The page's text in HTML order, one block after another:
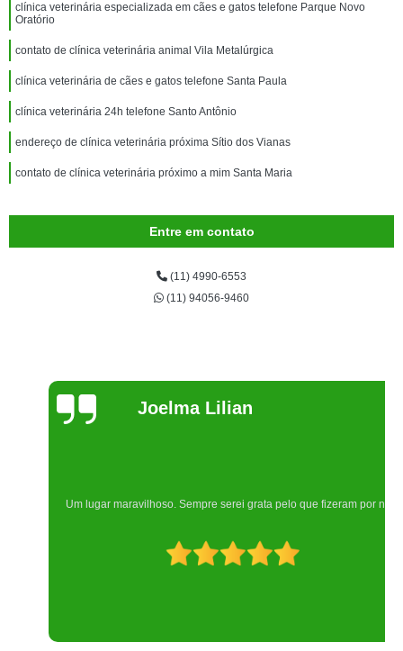
clínica veterinária especializada em cães e gatos telefone Parque Novo
Oratório
contato de clínica veterinária animal Vila Metalúrgica
clínica veterinária de cães e gatos telefone Santa Paula
clínica veterinária 24h telefone Santo Antônio
endereço de clínica veterinária próxima Sítio dos Vianas
contato de clínica veterinária próximo a mim Santa Maria
Entre em contato
(11) 4990-6553
(11) 94056-9460
Joelma Lilian
Um lugar maravilhoso. Sempre serei grata pelo que fizeram por nós!